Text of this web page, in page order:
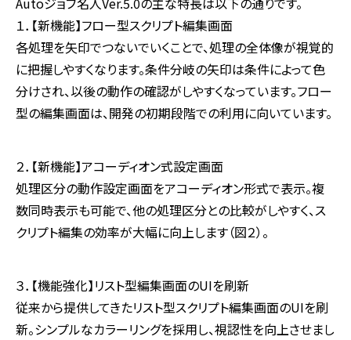
１．【新機能】フロー型スクリプト編集画面
各処理を矢印でつないでいくことで、処理の全体像が視覚的
に把握しやすくなります。条件分岐の矢印は条件によって色
分けされ、以後の動作の確認がしやすくなっています。フロー
型の編集画面は、開発の初期段階での利用に向いています。
２．【新機能】アコーディオン式設定画面
処理区分の動作設定画面をアコーディオン形式で表示。複
数同時表示も可能で、他の処理区分との比較がしやすく、ス
クリプト編集の効率が大幅に向上します（図２）。
３．【機能強化】リスト型編集画面のUIを刷新
従来から提供してきたリスト型スクリプト編集画面のUIを刷
新。シンプルなカラーリングを採用し、視認性を向上させまし